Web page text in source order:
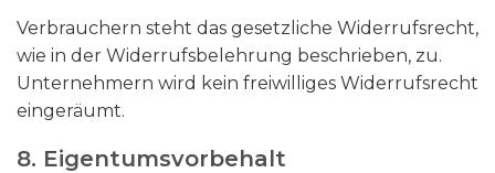
Verbrauchern steht das gesetzliche Widerrufsrecht,
wie in der Widerrufsbelehrung beschrieben, zu.
Unternehmern wird kein freiwilliges Widerrufsrecht
eingeräumt.
8. Eigentumsvorbehalt​​​​​​​